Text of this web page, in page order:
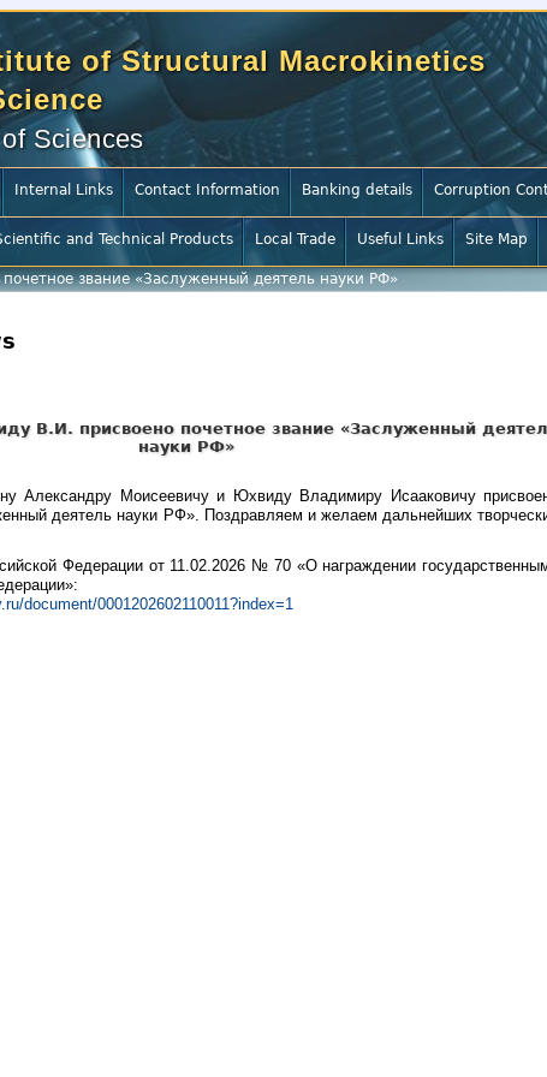
of Structural Macrokinetics
Sciences
Internal Links Contact Information Banking details Corruption
and Technical Products Local Trade Useful Links Site Map
звание «Заслуженный деятель науки РФ»
В.И. присвоено почетное звание «Заслуженный
науки РФ»
Александру Моисеевичу и Юхвиду Владимиру Исааковичу
деятель науки РФ». Поздравляем и желаем дальнейших
Федерации от 11.02.2026 № 70 «О награждении
document/0001202602110011?index=1